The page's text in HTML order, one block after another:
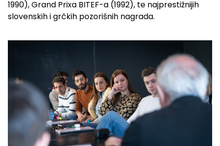
1990), Grand Prixa BITEF-a (1992), te najprestižnijih
slovenskih i grčkih pozorišnih nagrada.